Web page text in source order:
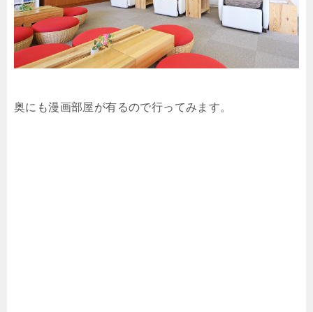
奥にも漫画部屋が有るので行ってみます。